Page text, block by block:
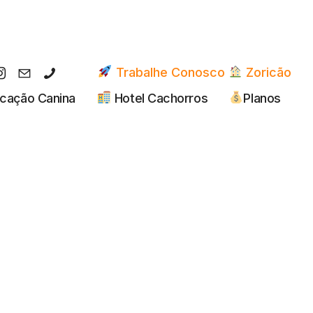
Trabalhe Conosco
Zoricão
Canina Hotel Cachorros Planos